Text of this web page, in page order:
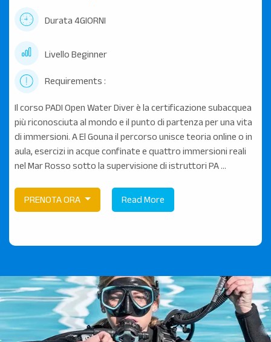
Durata 4GIORNI
Livello Beginner
Requirements :
Il corso PADI Open Water Diver è la certificazione subacquea
più riconosciuta al mondo e il punto di partenza per una vita
di immersioni. A El Gouna il percorso unisce teoria online o in
aula, esercizi in acque confinate e quattro immersioni reali
nel Mar Rosso sotto la supervisione di istruttori PA ...
PRENOTA ORA Read More